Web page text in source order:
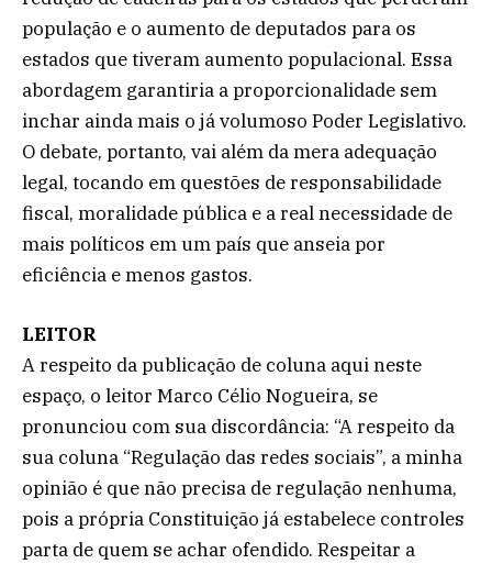
população e o aumento de deputados para os
estados que tiveram aumento populacional. Essa
abordagem garantiria a proporcionalidade sem
inchar ainda mais o já volumoso Poder Legislativo.
O debate, portanto, vai além da mera adequação
legal, tocando em questões de responsabilidade
fiscal, moralidade pública e a real necessidade de
mais políticos em um país que anseia por
eficiência e menos gastos.
LEITOR
A respeito da publicação de coluna aqui neste
espaço, o leitor Marco Célio Nogueira, se
pronunciou com sua discordância: “A respeito da
sua coluna “Regulação das redes sociais”, a minha
opinião é que não precisa de regulação nenhuma,
pois a própria Constituição já estabelece controles
parta de quem se achar ofendido. Respeitar a